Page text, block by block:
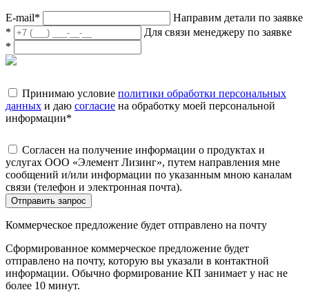
E-mail*
Направим детали по заявке
*
Для связи менеджеру по заявке
*
Принимаю условие политики обработки персональных
данных и даю согласие на обработку моей персональной
информации*
Согласен на получение информации о продуктах и
услугах ООО «Элемент Лизинг», путем направления мне
сообщений и/или информации по указанным мною каналам
связи (телефон и электронная почта).
Отправить запрос
Коммерческое предложение будет отправлено на почту
Сформированное коммерческое предложение будет
отправлено на почту, которую вы указали в контактной
информации. Обычно формирование КП занимает у нас не
более 10 минут.